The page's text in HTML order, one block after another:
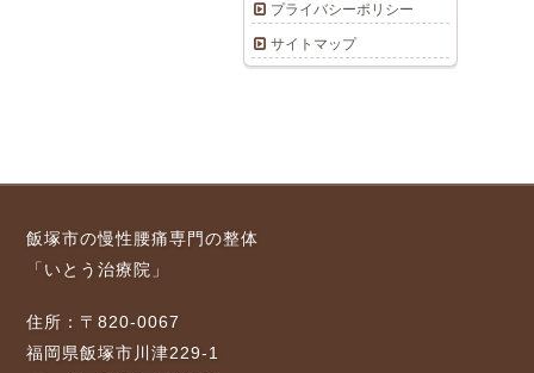
プライバシーポリシー
サイトマップ
飯塚市の慢性腰痛専門の整体
「いとう治療院」
住所：〒820-0067
福岡県飯塚市川津229-1